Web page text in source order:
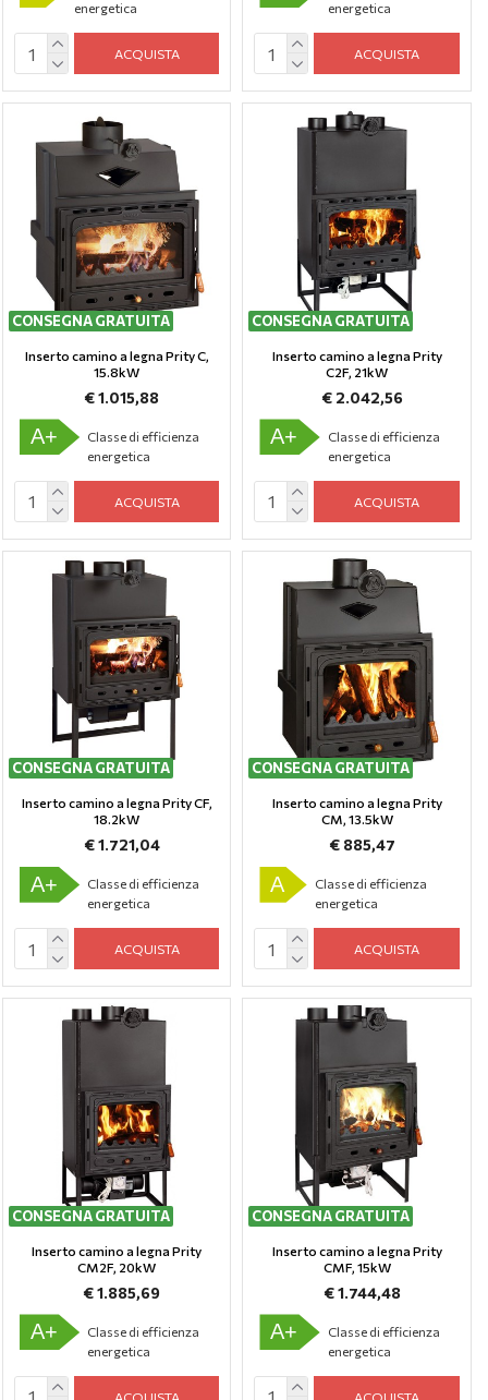
energetica
ACQUISTA
energetica
ACQUISTA
CONSEGNA GRATUITA
Inserto camino a legna Prity C,
15.8kW
€ 1.015,88
A+
Classe di efficienza
energetica
ACQUISTA
CONSEGNA GRATUITA
Inserto camino a legna Prity
C2F, 21kW
€ 2.042,56
A+
Classe di efficienza
energetica
ACQUISTA
CONSEGNA GRATUITA
Inserto camino a legna Prity CF,
18.2kW
€ 1.721,04
A+
Classe di efficienza
energetica
ACQUISTA
CONSEGNA GRATUITA
Inserto camino a legna Prity
CM, 13.5kW
€ 885,47
A
Classe di efficienza
energetica
ACQUISTA
CONSEGNA GRATUITA
Inserto camino a legna Prity
CM2F, 20kW
€ 1.885,69
A+
Classe di efficienza
energetica
ACQUISTA
CONSEGNA GRATUITA
Inserto camino a legna Prity
CMF, 15kW
€ 1.744,48
A+
Classe di efficienza
energetica
ACQUISTA